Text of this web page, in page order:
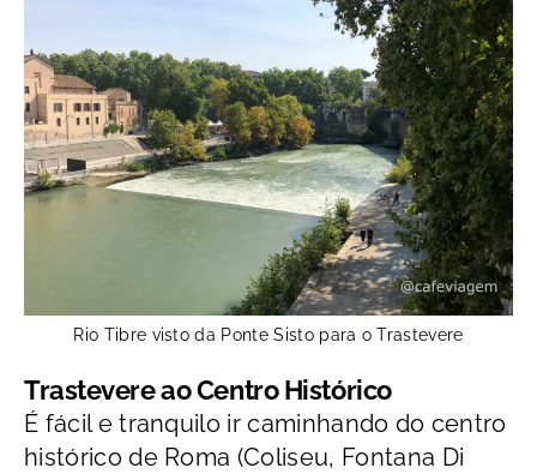
Rio Tibre visto da Ponte Sisto para o Trastevere
Trastevere ao Centro Histórico
É fácil e tranquilo ir caminhando do centro
histórico de Roma (Coliseu, Fontana Di